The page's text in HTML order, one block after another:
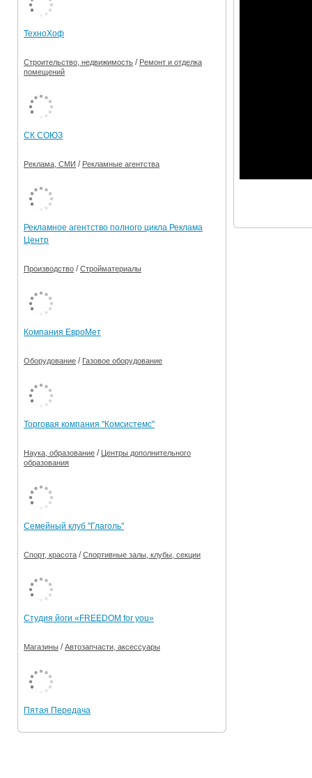
ТехноХоф
Строительство, недвижимость / Ремонт и отделка
помещений
СК СОЮЗ
Реклама, СМИ / Рекламные агентства
Рекламное агентство полного цикла Реклама
Центр
Производство /Стройматериалы
Компания ЕвроМет
Оборудование / Газовое оборудование
Торговая компания "Комсистемс"
Наука, образование / Центры дополнительного
образования
Семейный клуб "Глаголь"
Спорт, красота /Спортивные залы, клубы, секции
Студия йоги «FREEDOM for you»
Магазины /Автозапчасти, аксессуары
Пятая Передача